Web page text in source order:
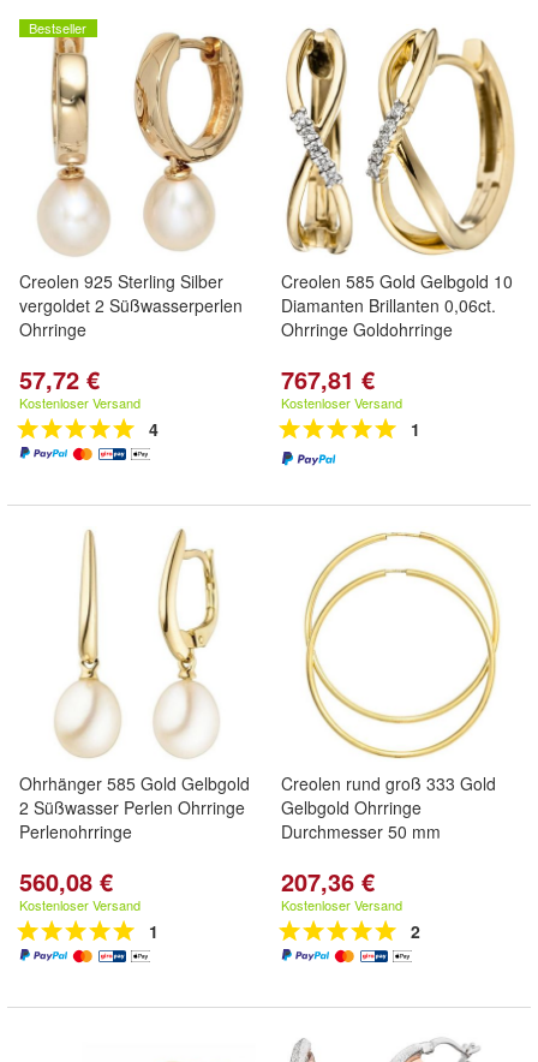
Bestseller
Creolen 925 Sterling Silber
vergoldet 2 Süßwasserperlen
Ohrringe
57,72 €
Kostenloser Versand
4
Creolen 585 Gold Gelbgold 10
Diamanten Brillanten 0,06ct.
Ohrringe Goldohrringe
767,81 €
Kostenloser Versand
1
Ohrhänger 585 Gold Gelbgold
2 Süßwasser Perlen Ohrringe
Perlenohrringe
560,08 €
Kostenloser Versand
1
Creolen rund groß 333 Gold
Gelbgold Ohrringe
Durchmesser 50 mm
207,36 €
Kostenloser Versand
2